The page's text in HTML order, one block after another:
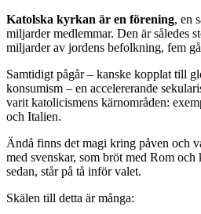
Katolska kyrkan är en förening, en
miljarder medlemmar. Den är således
miljarder av jordens befolkning, fem
Samtidigt pågår – kanske kopplat till
konsumism – en accelererande
varit katolicismens kärnområden:
och Italien.
Ändå finns det magi kring påven och
med svenskar, som bröt med Rom
sedan, står på tå inför valet.
Skälen till detta är många: